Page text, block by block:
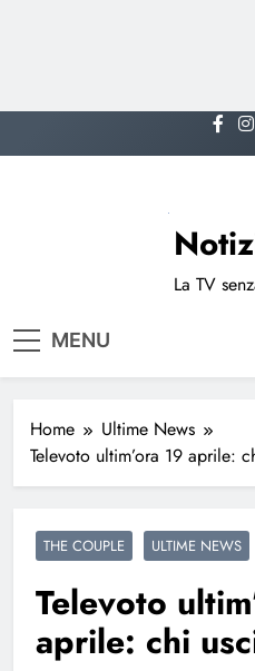
to
La TV
MENU
Home
Ultime News
Televoto ultim’ora 19 aprile:
THE COUPLE ULTIME NEWS
Televoto
aprile: chi